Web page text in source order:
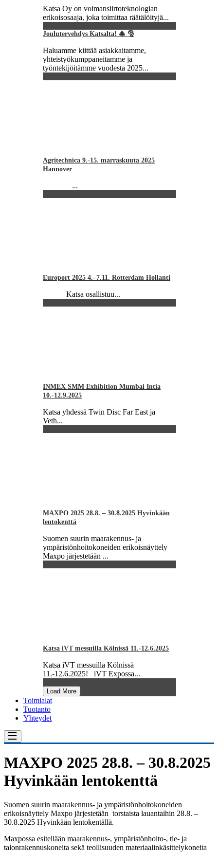
Katsa Oy on voimansiirtoteknologian
erikoisosaaja, joka toimittaa räätälöityjä...
Joulutervehdys Katsalta! 🎄 🎅
Haluamme kiittää asiakkaitamme,
yhteistyökumppaneitamme ja
työntekijöitämme vuodesta 2025...
Agritechnica 9.-15. marraskuuta 2025
Hannover
...
Europort 2025 4.–7.11. Rotterdam Hollanti
Katsa osallistuu...
INMEX SMM Exhibition Mumbai Intia
10.-12.9.2025
Katsa yhdessä Twin Disc Far East ja
Veth...
MAXPO 2025 28.8. – 30.8.2025 Hyvinkään
lentokenttä
Suomen suurin maarakennus- ja
ympäristönhoitokoneiden erikoisnäyttely
Maxpo järjestetään ...
Katsa iVT messuilla Kölnissä 11.-12.6.2025
Katsa iVT messuilla Kölnissä
11.-12.6.2025! iVT Expossa...
Load More
Toimialat
Tuotanto
Yhteydet
MAXPO 2025 28.8. – 30.8.2025
Hyvinkään lentokenttä
Suomen suurin maarakennus- ja ympäristönhoitokoneiden
erikoisnäyttely Maxpo järjestetään torstaista lauantaihin 28.8. –
30.8.2025 Hyvinkään lentokentällä.
Maxpossa esitellään maarakennus-, ympäristönhoito-, tie- ja
talonrakennuskoneita sekä teollisuuden materiaalinkäsittelykoneita